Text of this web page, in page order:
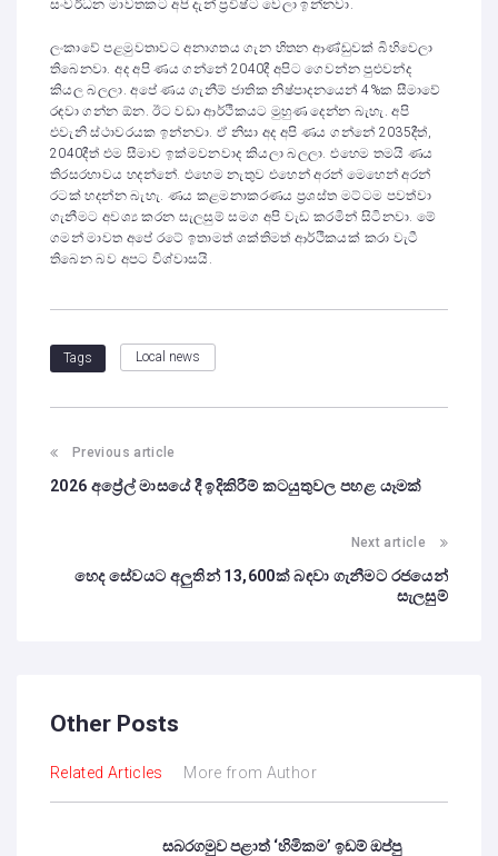
සංවර්ධන මාවතකට අපි දැන් ප්‍රවිෂ්ට වෙලා ඉන්නවා.
ලංකාවේ පළමුවතාවට අනාගතය ගැන හිතන ආණ්ඩුවක් බිහිවෙලා
තිබෙනවා. අද අපි ණය ගන්නේ 2040දී අපිට ගෙවන්න පුළුවන්ද
කියල බලලා. අපේ ණය ගැනීම් ජාතික නිෂ්පාදනයෙන් 4%ක සීමාවේ
රඳවා ගන්න ඕන. ඊට වඩා ආර්ථිකයට මුහුණ දෙන්න බැහැ. අපි
එවැනි ස්ථාවරයක ඉන්නවා. ඒ නිසා අද අපි ණය ගන්නේ 2035දීත්,
2040දීත් එම සීමාව ඉක්මවනවාද කියලා බලලා. එහෙම තමයි ණය
තිරසරභාවය හදන්නේ. එහෙම නැතුව එහෙන් අරන් මෙහෙන් අරන්
රටක් හදන්න බැහැ. ණය කළමනාකරණය ප්‍රශස්ත මට්ටම පවත්වා
ගැනීමට අවශ්‍ය කරන සැලසුම් සමග අපි වැඩ කරමින් සිටිනවා. මේ
ගමන් මාවත අපේ රටේ ඉතාමත් ශක්තිමත් ආර්ථිකයක් කරා වැටී
තිබෙන බව අපට විශ්වාසයි.
Tags Local news
Previous article
2026 අප්‍රේල් මාසයේ දී ඉදිකිරීම් කටයුතුවල පහළ යෑමක්
Next article
හෙද සේවයට අලුතින් 13,600ක් බඳවා ගැනීමට රජයෙන්
සැලසුම්
Other Posts
Related Articles More from Author
සබරගමුව පළාත් ‘හිමිකම’ ඉඩම් ඔප්පු